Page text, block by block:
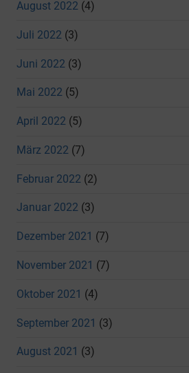
August 2022 (4)
Juli 2022 (3)
Juni 2022 (3)
Mai 2022 (5)
April 2022 (5)
März 2022 (7)
Februar 2022 (2)
Januar 2022 (3)
Dezember 2021 (7)
November 2021 (7)
Oktober 2021 (4)
September 2021 (3)
August 2021 (3)